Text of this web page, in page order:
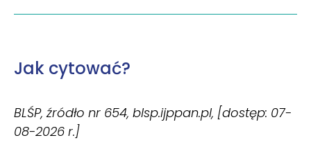
Jak cytować?
BLŚP, źródło nr 654, blsp.ijppan.pl, [dostęp: 07-
08-2026 r.]